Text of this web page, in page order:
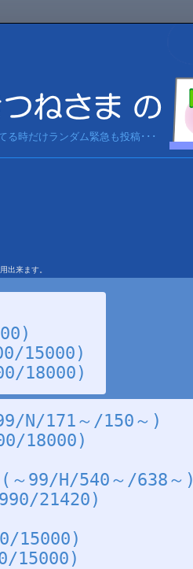
る時だけランダム緊急も投稿･･･
来ます。
15000)
18000)
N/171～/150～)
18000)
(～99/H/540～/638～)
21420)
15000)
15000)